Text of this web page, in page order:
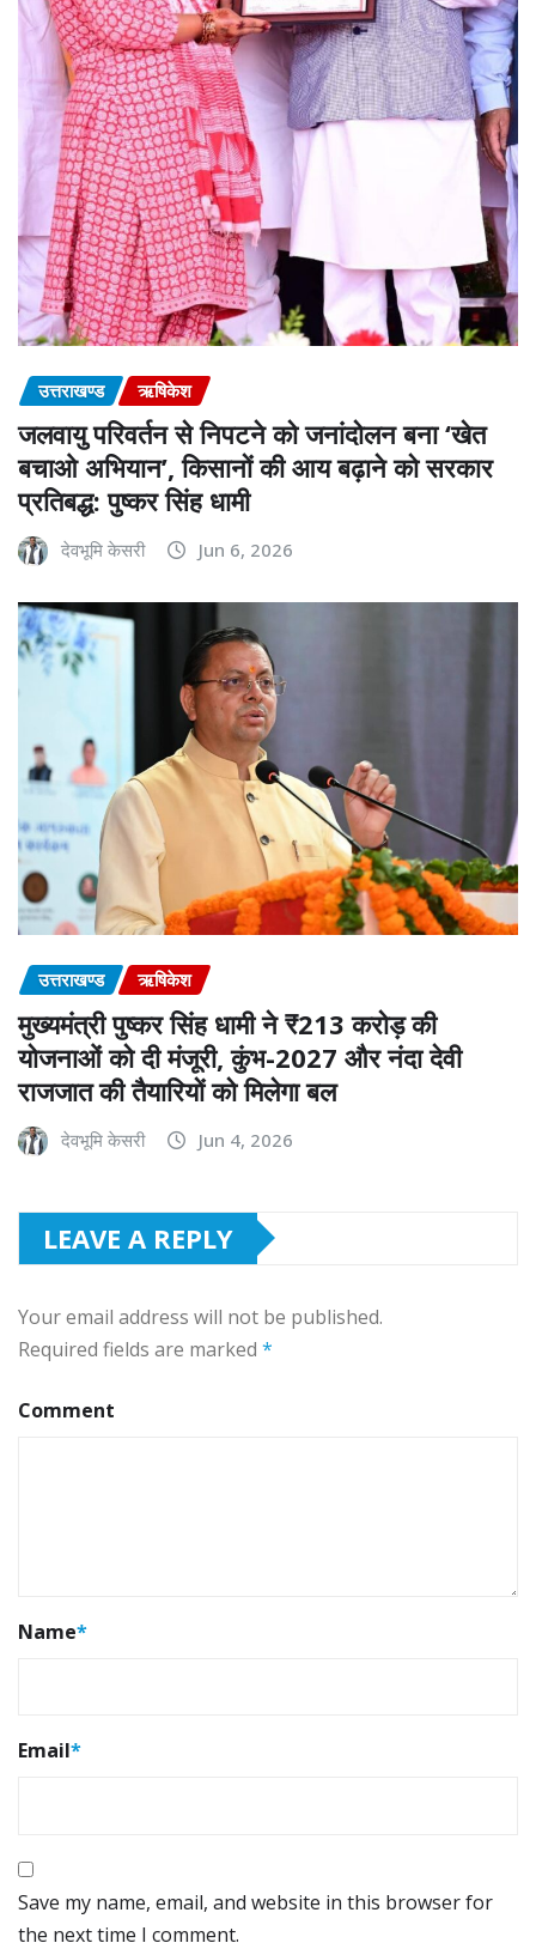
उत्तराखण्ड ऋषिकेश
जलवायु परिवर्तन से निपटने को जनांदोलन बना ‘खेत
बचाओ अभियान’, किसानों की आय बढ़ाने को सरकार
प्रतिबद्ध: पुष्कर सिंह धामी
देवभूमि केसरी Jun 6, 2026
उत्तराखण्ड ऋषिकेश
मुख्यमंत्री पुष्कर सिंह धामी ने ₹213 करोड़ की
योजनाओं को दी मंजूरी, कुंभ-2027 और नंदा देवी
राजजात की तैयारियों को मिलेगा बल
देवभूमि केसरी Jun 4, 2026
LEAVE A REPLY
Your email address will not be published.
Required fields are marked *
Comment
Name*
Email*
Save my name, email, and website in this browser for
the next time I comment.